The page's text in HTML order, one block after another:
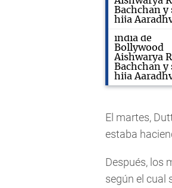
El martes,
estaba
Después, los
según el cual